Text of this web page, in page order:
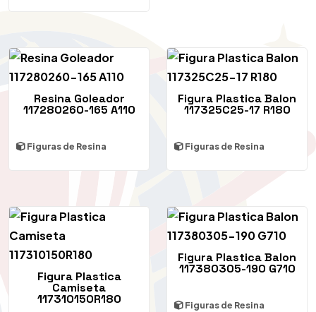
Resina Goleador
117280260-165 A110
Figuras de Resina
Figura Plastica Balon
117325C25-17 R180
Figuras de Resina
Figura Plastica
Camiseta
117310150R180
Figura Plastica Balon
117380305-190 G710
Figuras de Resina